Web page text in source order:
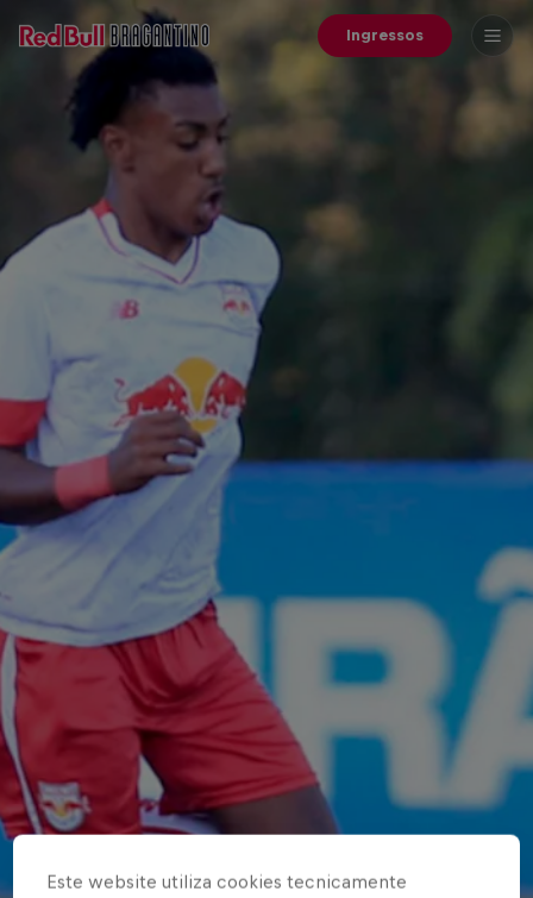
Ingressos
Este website utiliza cookies tecnicamente